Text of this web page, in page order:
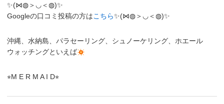
✨(⋈◍＞◡＜◍)✨
Googleの口コミ投稿の方はこちら✨(⋈◍＞◡＜◍)✨
沖縄、水納島、パラセーリング、シュノーケリング、ホエール
ウォッチングといえば
⭐︎M E R M A I D⭐︎